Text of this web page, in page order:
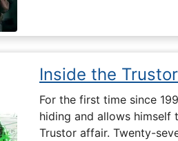
Inside the
For the first time since
hiding and allows
Trustor affair. Twenty-